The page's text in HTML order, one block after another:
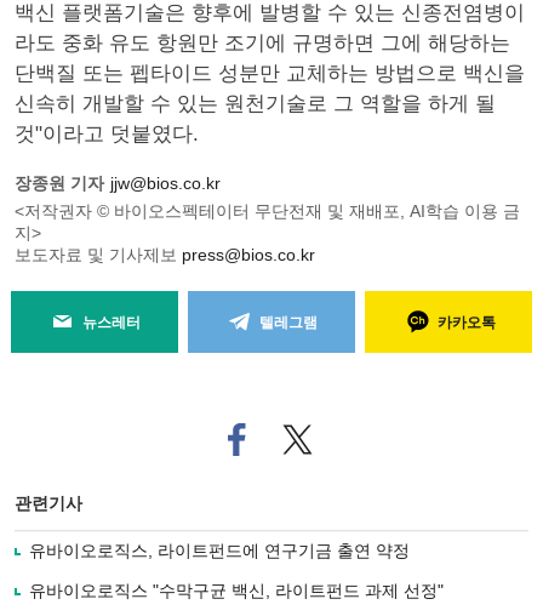
백신 플랫폼기술은 향후에 발병할 수 있는 신종전염병이
라도 중화 유도 항원만 조기에 규명하면 그에 해당하는
단백질 또는 펩타이드 성분만 교체하는 방법으로 백신을
신속히 개발할 수 있는 원천기술로 그 역할을 하게 될
것"이라고 덧붙였다.
장종원 기자 jjw@bios.co.kr
<저작권자 © 바이오스펙테이터 무단전재 및 재배포, AI학습 이용 금
지>
보도자료 및 기사제보 press@bios.co.kr
뉴스레터 텔레그램 카카오톡
페
이
로
기
사
트위
터로
관련기사
유바이오로직스, 라이트펀드에 연구기금 출연 약정
유바이오로직스 "수막구균 백신, 라이트펀드 과제 선정"